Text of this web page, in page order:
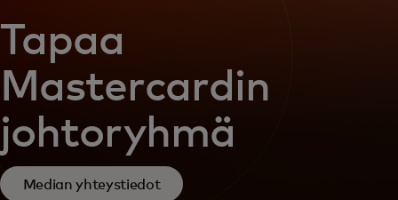
Tapaa
Mastercardin
johtoryhmä
Median yhteystiedot